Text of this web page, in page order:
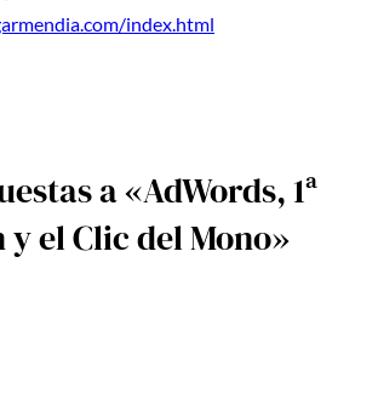
index.html
a «AdWords, 1ª
y el Clic del Mono»